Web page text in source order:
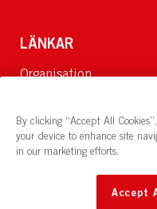
LÄNKAR
Organisation
Lediga jobb
Nyheter och pressrum
Restaurang och
By clicking “Accept All
your device to enhance site
in our marketing efforts.
Accept